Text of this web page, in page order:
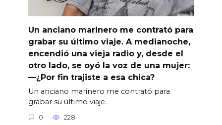
Un anciano marinero me contrató para
grabar su último viaje. A medianoche,
encendió una vieja radio y, desde el
otro lado, se oyó la voz de una mujer:
—¿Por fin trajiste a esa chica?
Un anciano marinero me contrató para
grabar su último viaje.
0 228